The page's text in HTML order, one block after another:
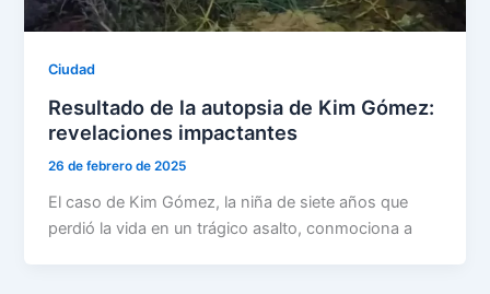
Ciudad
Resultado de la autopsia de Kim Gómez:
revelaciones impactantes
26 de febrero de 2025
El caso de Kim Gómez, la niña de siete años que
perdió la vida en un trágico asalto, conmociona a